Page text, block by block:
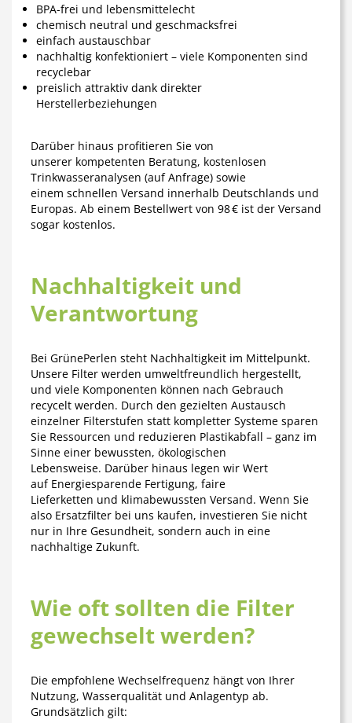
BPA-frei und lebensmittelecht
chemisch neutral und geschmacksfrei
einfach austauschbar
nachhaltig konfektioniert – viele Komponenten sind
recyclebar
preislich attraktiv dank direkter
Herstellerbeziehungen
Darüber hinaus profitieren Sie von
unserer kompetenten Beratung, kostenlosen
Trinkwasseranalysen (auf Anfrage) sowie
einem schnellen Versand innerhalb Deutschlands und
Europas. Ab einem Bestellwert von 98 € ist der Versand
sogar kostenlos.
Nachhaltigkeit und
Verantwortung
Bei GrünePerlen steht Nachhaltigkeit im Mittelpunkt.
Unsere Filter werden umweltfreundlich hergestellt,
und viele Komponenten können nach Gebrauch
recycelt werden. Durch den gezielten Austausch
einzelner Filterstufen statt kompletter Systeme sparen
Sie Ressourcen und reduzieren Plastikabfall – ganz im
Sinne einer bewussten, ökologischen
Lebensweise. Darüber hinaus legen wir Wert
auf Energiesparende Fertigung, faire
Lieferketten und klimabewussten Versand. Wenn Sie
also Ersatzfilter bei uns kaufen, investieren Sie nicht
nur in Ihre Gesundheit, sondern auch in eine
nachhaltige Zukunft.
Wie oft sollten die Filter
gewechselt werden?
Die empfohlene Wechselfrequenz hängt von Ihrer
Nutzung, Wasserqualität und Anlagentyp ab.
Grundsätzlich gilt: